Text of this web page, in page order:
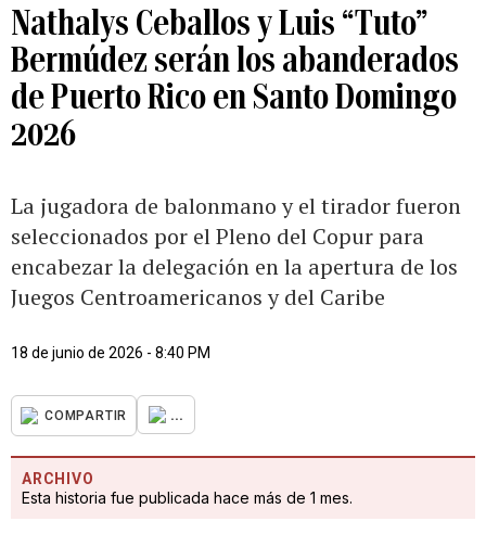
Nathalys Ceballos y Luis “Tuto”
Bermúdez serán los abanderados
de Puerto Rico en Santo Domingo
2026
La jugadora de balonmano y el tirador fueron
seleccionados por el Pleno del Copur para
encabezar la delegación en la apertura de los
Juegos Centroamericanos y del Caribe
18 de junio de 2026 - 8:40 PM
COMPARTIR ...
ARCHIVO
Esta historia fue publicada hace más de 1 mes.